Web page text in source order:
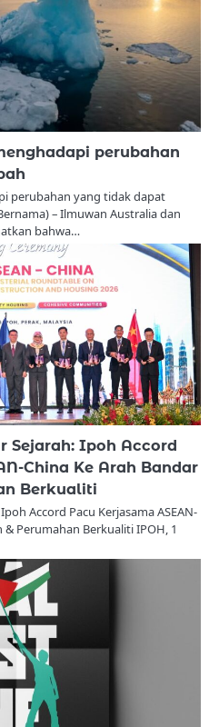
perubahan
perubahan yang tidak dapat
– Ilmuwan Australia dan
bahwa…
Sejarah: Ipoh Accord
China Ke Arah Bandar
Berkualiti
Accord Pacu Kerjasama ASEAN-
Perumahan Berkualiti IPOH, 1